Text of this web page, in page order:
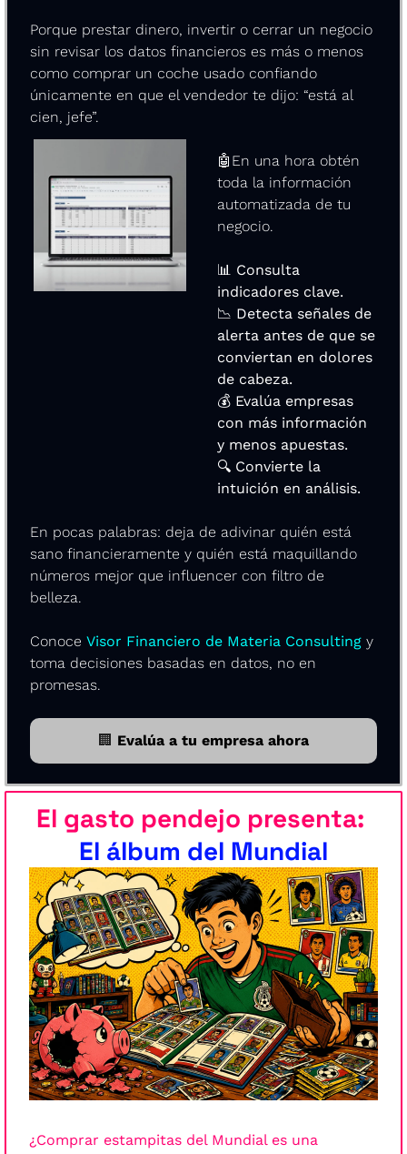
Porque prestar dinero, invertir o cerrar un negocio
sin revisar los datos financieros es más o menos
como comprar un coche usado confiando
únicamente en que el vendedor te dijo: “está al
cien, jefe”.
🤖 En una hora obtén
toda la información
automatizada de tu
negocio.
📊 Consulta
indicadores clave.
📉 Detecta señales de
alerta antes de que se
conviertan en dolores
de cabeza.
💰 Evalúa empresas
con más información
y menos apuestas.
🔍 Convierte la
intuición en análisis.
En pocas palabras: deja de adivinar quién está
sano financieramente y quién está maquillando
números mejor que influencer con filtro de
belleza.
Conoce Visor Financiero de Materia Consulting y
toma decisiones basadas en datos, no en
promesas.
🏢 Evalúa a tu empresa ahora
El gasto pendejo presenta:
El álbum del Mundial
¿Comprar estampitas del Mundial es una